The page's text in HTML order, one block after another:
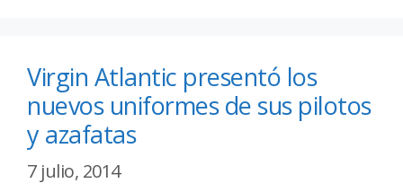
Virgin Atlantic presentó los
nuevos uniformes de sus pilotos
y azafatas
7 julio, 2014